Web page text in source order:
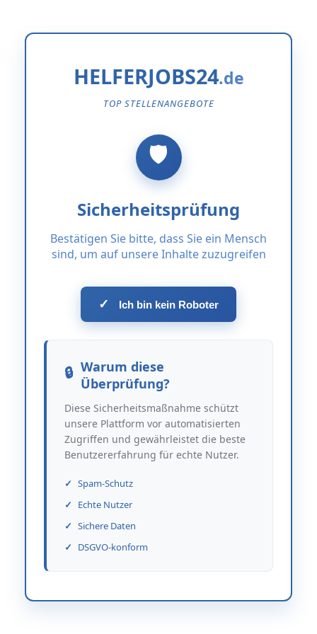
HELFERJOBS24
TOP STELLENANGEBOTE
Sicherheitsprüfung
Bestätigen Sie bitte, dass Sie ein Mensch
sind, um auf unsere Inhalte zuzugreifen
✓ Ich bin kein Roboter
Warum diese
Überprüfung?
Diese Sicherheitsmaßnahme schützt
unsere Plattform vor automatisierten
Zugriffen und gewährleistet die beste
Benutzererfahrung für echte Nutzer.
Spam-Schutz
Echte Nutzer
Sichere Daten
DSGVO-konform